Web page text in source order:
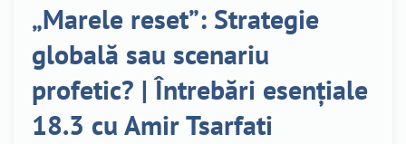
„Marele reset”: Strategie
globală sau scenariu
profetic? | Întrebări esențiale
18.3 cu Amir Tsarfati